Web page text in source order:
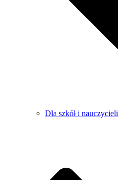
Dla szkół i nauczycieli